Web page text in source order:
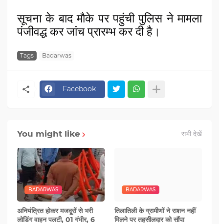
सूचना के बाद मौके पर पहुंची पुलिस ने मामला
पंजीवद्ध कर जांच प्रारम्‍भ कर दी है।
Tags Badarwas
Facebook
You might like सभी देखें
BADARWAS
अनियंत्रित होकर मजदूरों से भरी
लोडिंग वाहन पलटी, 01 गंभीर, 6
BADARWAS
तिलातिली के ग्रामीणों ने राशन नहीं
मिलने पर तहसीलदार को सौंपा